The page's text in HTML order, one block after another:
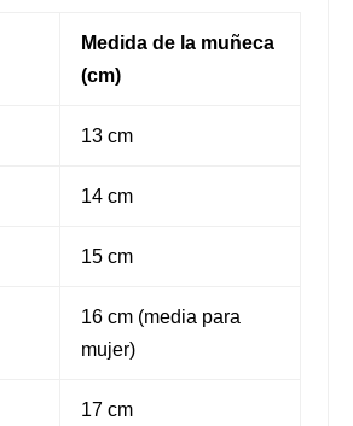
Medida de la muñeca
(cm)
13 cm
14 cm
15 cm
16 cm (media para
mujer)
17 cm